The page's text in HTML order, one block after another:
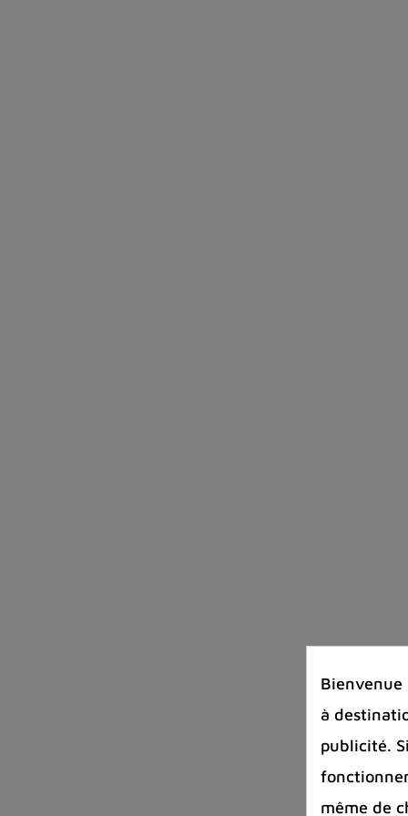
Bienvenue
à
publicité.
même de